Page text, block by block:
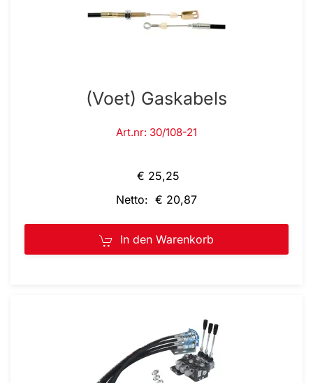
(Voet) Gaskabels
Art.nr: 30/108-21
€ 25,25
Netto: € 20,87
In den Warenkorb